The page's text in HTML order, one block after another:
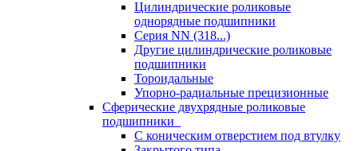
Цилиндрические роликовые
однорядные подшипники
Серия NN (318...)
Другие цилиндрические роликовые
подшипники
Тороидальные
Упорно-радиальные прецизионные
Сферические двухрядные роликовые
подшипники
С коническим отверстием под втулку